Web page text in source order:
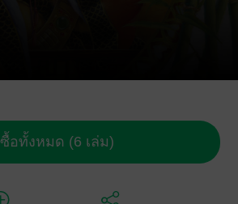
ซื้อทั้งหมด (6 เล่ม)